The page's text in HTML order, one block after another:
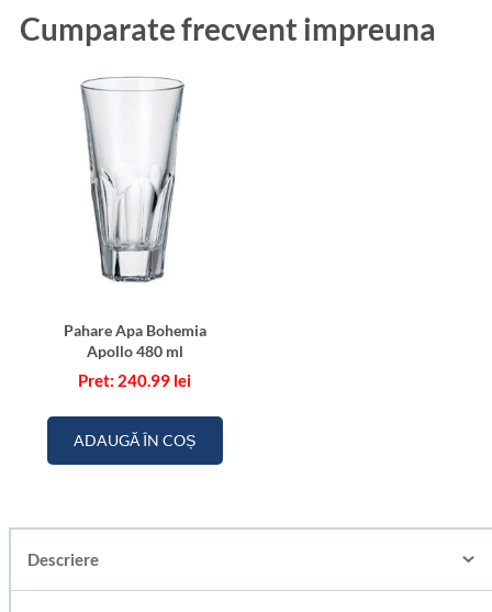
Cumparate frecvent impreuna
Pahare Apa Bohemia
Apollo 480 ml
240.99 lei
ADAUGĂ ÎN COȘ
Descriere